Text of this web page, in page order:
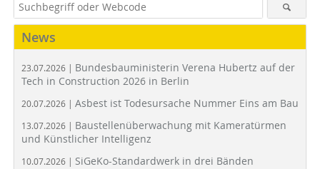
News
23.07.2026 | Bundesbauministerin Verena Hubertz auf der
Tech in Construction 2026 in Berlin
20.07.2026 | Asbest ist Todesursache Nummer Eins am Bau
13.07.2026 | Baustellenüberwachung mit Kameratürmen
und Künstlicher Intelligenz
10.07.2026 | SiGeKo-Standardwerk in drei Bänden